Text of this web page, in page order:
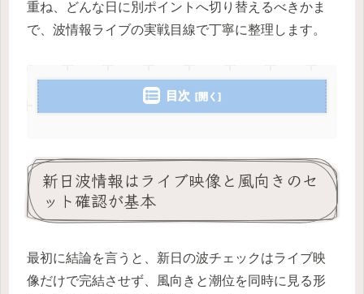
重ね、どんな日に別ポイントへ切り替えるべきかま
で、波情報ライブの実戦目線で丁寧に整理します。
目次
新日波情報はライブ映像と風向きのセ
ット確認が基本
最初に結論を言うと、新日の波チェックはライブ映
像だけで完結させず、風向きと潮位を同時に見る形